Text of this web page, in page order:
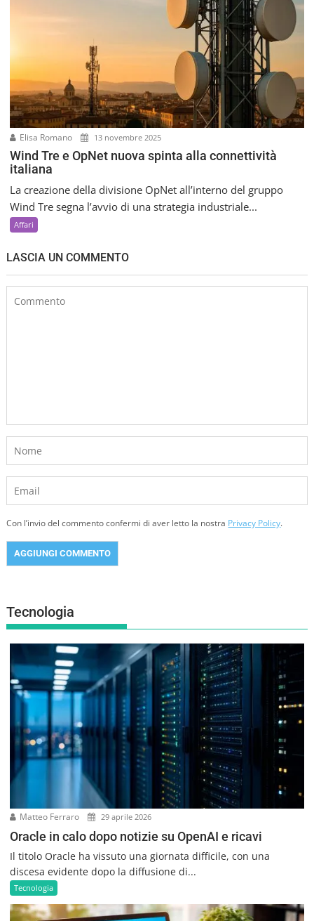
Elisa Romano 13 novembre 2025
Wind Tre e OpNet nuova spinta alla connettività
italiana
La creazione della divisione OpNet all’interno del gruppo
Wind Tre segna l’avvio di una strategia industriale...
Affari
LASCIA UN COMMENTO
Con l’invio del commento confermi di aver letto la nostra Privacy Policy.
Tecnologia
Matteo Ferraro 29 aprile 2026
Oracle in calo dopo notizie su OpenAI e ricavi
Il titolo Oracle ha vissuto una giornata difficile, con una
discesa evidente dopo la diffusione di...
Tecnologia